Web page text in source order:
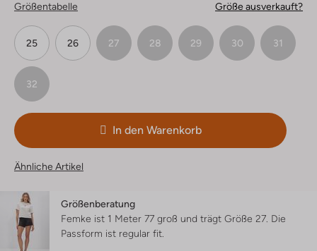
Größentabelle Größe ausverkauft?
25 26 27 28 29 30 31
32
In den Warenkorb
Ähnliche Artikel
Größenberatung
Femke ist 1 Meter 77 groß und trägt Größe 27. Die
Passform ist regular fit